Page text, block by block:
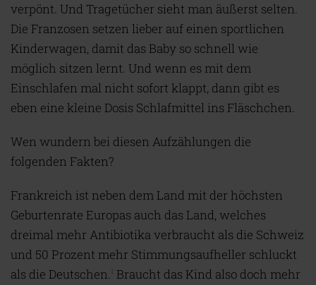
verpönt. Und Tragetücher sieht man äußerst selten.
Die Franzosen setzen lieber auf einen sportlichen
Kinderwagen, damit das Baby so schnell wie
möglich sitzen lernt. Und wenn es mit dem
Einschlafen mal nicht sofort klappt, dann gibt es
eben eine kleine Dosis Schlafmittel ins Fläschchen.
Wen wundern bei diesen Aufzählungen die
folgenden Fakten?
Frankreich ist neben dem Land mit der höchsten
Geburtenrate Europas auch das Land, welches
dreimal mehr Antibiotika verbraucht als die Schweiz
und 50 Prozent mehr Stimmungsaufheller schluckt
als die Deutschen. Braucht das Kind also doch mehr